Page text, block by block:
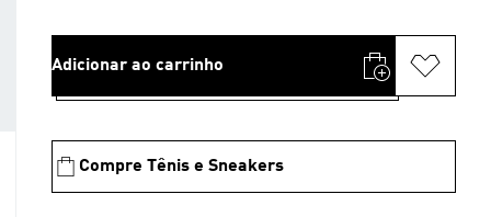
Adicionar ao carrinho
Compre Tênis e Sneakers